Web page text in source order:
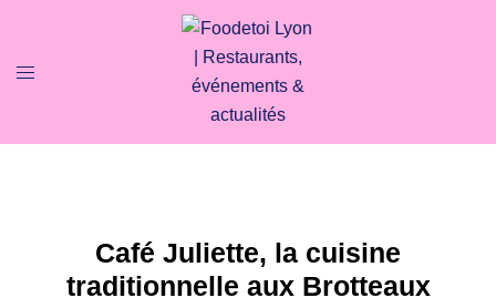
Café Juliette, la cuisine
traditionnelle aux Brotteaux